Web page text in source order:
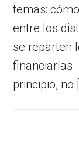
temas:
entre los
se reparten
financiarlas.
principio, no